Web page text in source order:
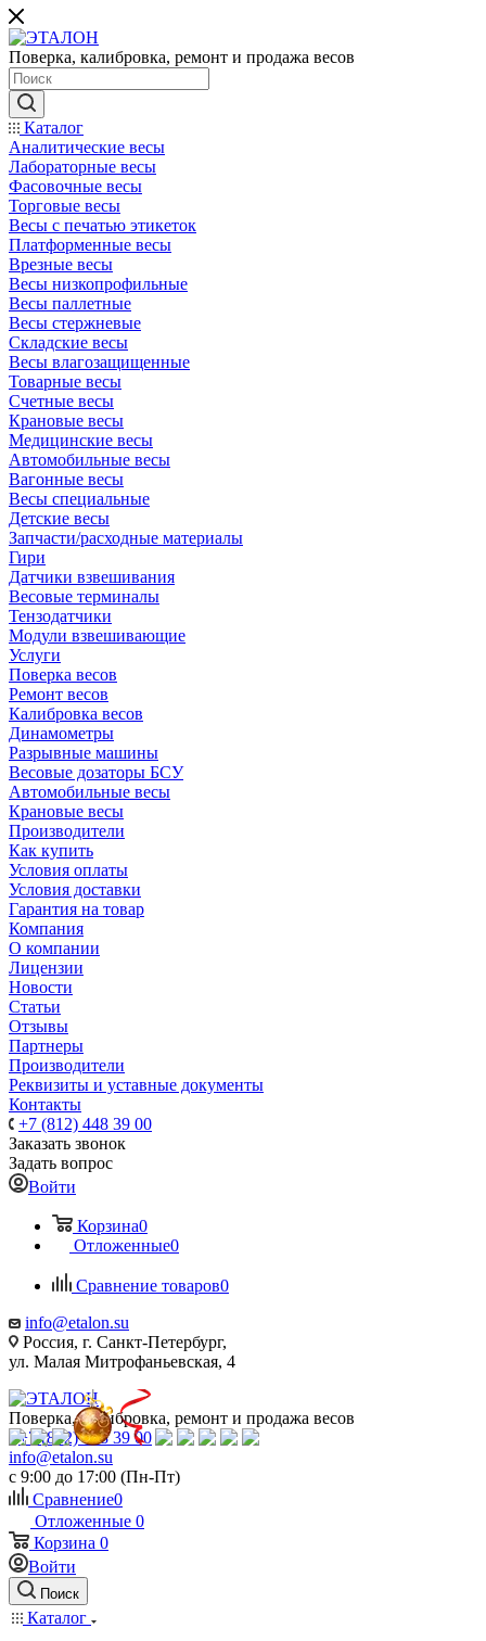
Поверка, калибровка, ремонт и продажа весов
Каталог
Аналитические весы
Лабораторные весы
Фасовочные весы
Торговые весы
Весы с печатью этикеток
Платформенные весы
Врезные весы
Весы низкопрофильные
Весы паллетные
Весы стержневые
Складские весы
Весы влагозащищенные
Товарные весы
Счетные весы
Крановые весы
Медицинские весы
Автомобильные весы
Вагонные весы
Весы специальные
Детские весы
Запчасти/расходные материалы
Гири
Датчики взвешивания
Весовые терминалы
Тензодатчики
Модули взвешивающие
Услуги
Поверка весов
Ремонт весов
Калибровка весов
Динамометры
Разрывные машины
Весовые дозаторы БСУ
Автомобильные весы
Крановые весы
Производители
Как купить
Условия оплаты
Условия доставки
Гарантия на товар
Компания
О компании
Лицензии
Новости
Статьи
Отзывы
Партнеры
Производители
Реквизиты и уставные документы
Контакты
+7 (812) 448 39 00
Заказать звонок
Задать вопрос
Войти
Корзина0
Отложенные0
Сравнение товаров0
info@etalon.su
Россия, г. Санкт-Петербург,
ул. Малая Митрофаньевская, 4
Поверка, калибровка, ремонт и продажа весов
+7 (812) 448 39 00
info@etalon.su
c 9:00 до 17:00 (Пн-Пт)
Сравнение0
Отложенные 0
Корзина 0
Войти
Поиск
Каталог